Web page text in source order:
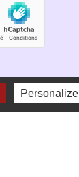
Personalize